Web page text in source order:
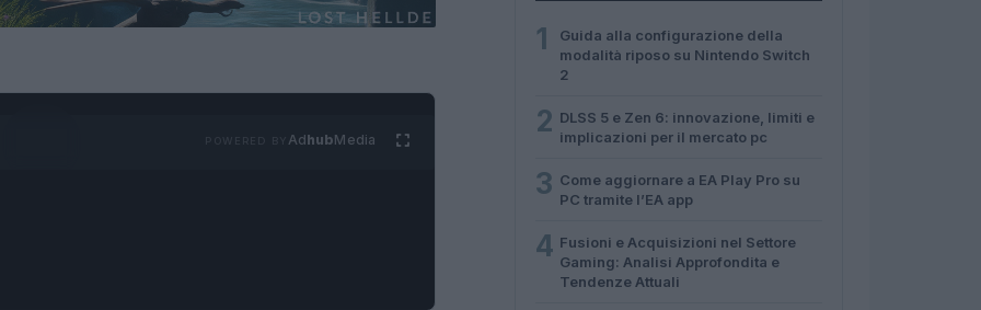
AdhubMedia
1
Guida alla configurazione della
modalità riposo su Nintendo Switch
2
2 DLSS 5 e Zen 6: innovazione, limiti e
implicazioni per il mercato pc
3 Come aggiornare a EA Play Pro su
PC tramite l’EA app
4 Fusioni e Acquisizioni nel Settore
Gaming: Analisi Approfondita e
Tendenze Attuali